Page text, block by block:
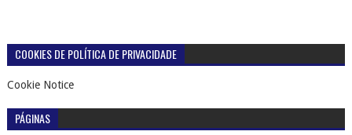
COOKIES DE POLÍTICA DE PRIVACIDADE
Cookie Notice
PÁGINAS